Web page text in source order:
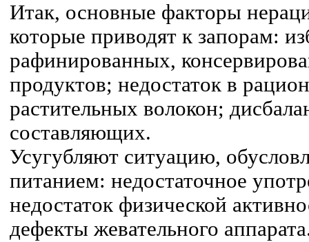
Итак, основные факторы
которые приводят к запорам:
рафинированных,
продуктов; недостаток в
растительных волокон;
составляющих.
Усугубляют ситуацию,
питанием: недостаточное
недостаток физической
дефекты жевательного